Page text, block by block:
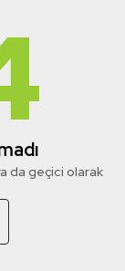
da geçici olarak